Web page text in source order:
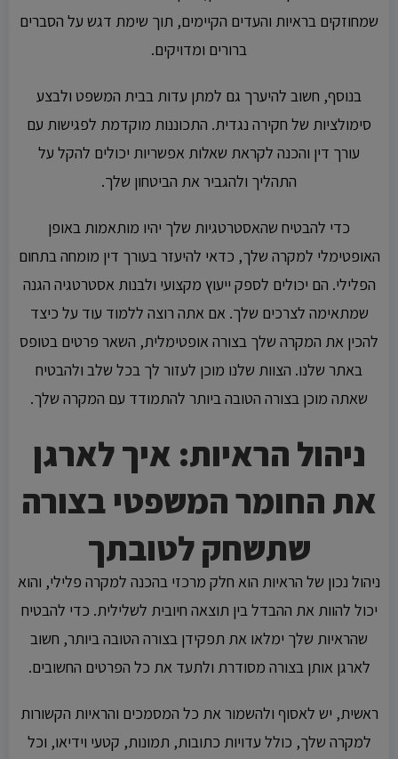
שמחוזקים בראיות והעדים הקיימים, תוך שימת דגש על הסברים
ברורים ומדויקים.
בנוסף, חשוב להיערך גם למתן עדות בבית המשפט ולבצע
סימולציות של חקירה נגדית. התכוננות מוקדמת לפגישות עם
עורך דין והכנה לקראת שאלות אפשריות יכולים להקל על
התהליך ולהגביר את הביטחון שלך.
כדי להבטיח שהאסטרטגיות שלך יהיו מותאמות באופן
האופטימלי למקרה שלך, כדאי להיעזר בעורך דין מומחה בתחום
הפלילי. הם יכולים לספק ייעוץ מקצועי ולבנות אסטרטגיה הגנה
שמתאימה לצרכים שלך. אם אתה רוצה ללמוד עוד על כיצד
להכין את המקרה שלך בצורה אופטימלית, השאר פרטים בטופס
באתר שלנו. הצוות שלנו מוכן לעזור לך בכל שלב ולהבטיח
שאתה מוכן בצורה הטובה ביותר להתמודד עם המקרה שלך.
ניהול הראיות: איך לארגן
את החומר המשפטי בצורה
שתשחק לטובתך
ניהול נכון של הראיות הוא חלק מרכזי בהכנה למקרה פלילי, והוא
יכול להוות את ההבדל בין תוצאה חיובית לשלילית. כדי להבטיח
שהראיות שלך ימלאו את תפקידן בצורה הטובה ביותר, חשוב
לארגן אותן בצורה מסודרת ולתעד את כל הפרטים החשובים.
ראשית, יש לאסוף ולהשמור את כל המסמכים והראיות הקשורות
למקרה שלך, כולל עדויות כתובות, תמונות, קטעי וידיאו, וכל